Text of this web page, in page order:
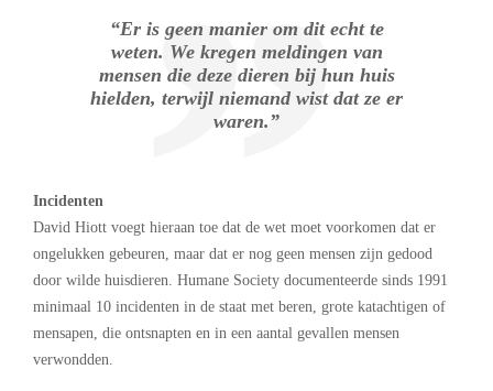
“Er is geen manier om dit echt te
weten. We kregen meldingen van
mensen die deze dieren bij hun huis
hielden, terwijl niemand wist dat ze er
waren.”
Incidenten
David Hiott voegt hieraan toe dat de wet moet voorkomen dat er
ongelukken gebeuren, maar dat er nog geen mensen zijn gedood
door wilde huisdieren. Humane Society documenteerde sinds 1991
minimaal 10 incidenten in de staat met beren, grote katachtigen of
mensapen, die ontsnapten en in een aantal gevallen mensen
verwondden.